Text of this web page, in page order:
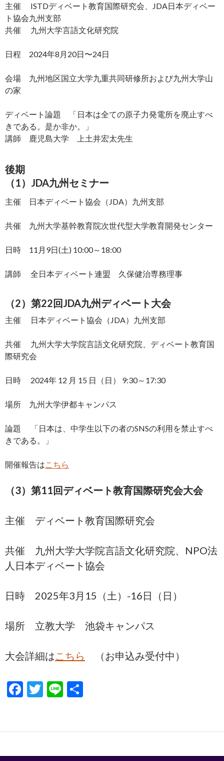
主催 ISTDディベート教育国際研究会、JDA日本ディベー
ト協会九州支部
共催 九州大学言語文化研究院
日程 2024年8月20日〜24日
会場 九州地区国立大学九重共同研修所および九州大学山
の家
ディベート論題 「日本は全ての原子力発電所を廃止すべ
きである。是か非か。」
講師 鹿児島大学 上土井宏太先生
後期
（1）JDA九州セミナー
主催 日本ディベート協会（JDA）九州支部
共催 九州大学基幹教育院次世代型大学教育開発センター
日時 11月9日(土) 10:00～18:00
講師 全日本ディベート連盟 久保健治専務理事
（2）第22回JDA九州ディベート大会
主催 日本ディベート協会（JDA）九州支部
共催 九州大学大学院言語文化研究院、ディベート教育国
際研究会
日時 2024年 12 月 15 日（日） 9:30～17:30
場所 九州大学伊都キャンパス
論題 「日本は、中学生以下の者のSNSの利用を禁止すべ
きである。」
開催報告は こちら
（3）第11回ディベート教育国際研究会大会
主催 ディベート教育国際研究会
共催 九州大学大学院言語文化研究院、NPO法
人日本ディベート協会
日時 2025年3月15（土）-16日（日）
場所 立教大学 池袋キャンパス
大会詳細は こちら （お申込み受付中）
F
b
o
T
er
Li
e